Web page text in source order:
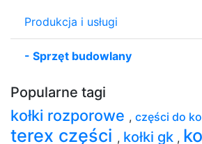
Produkcja i usługi
- Sprzęt budowlany
Popularne tagi
kołki rozporowe , części do
terex części , kołki gk ,